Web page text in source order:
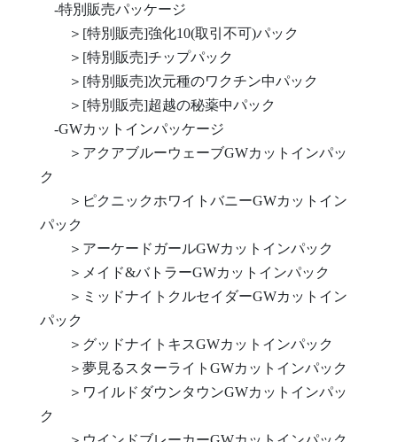
-特別販売パッケージ
＞[特別販売]強化10(取引不可)パック
＞[特別販売]チップパック
＞[特別販売]次元種のワクチン中パック
＞[特別販売]超越の秘薬中パック
-GWカットインパッケージ
＞アクアブルーウェーブGWカットインパッ
ク
＞ピクニックホワイトバニーGWカットイン
パック
＞アーケードガールGWカットインパック
＞メイド&バトラーGWカットインパック
＞ミッドナイトクルセイダーGWカットイン
パック
＞グッドナイトキスGWカットインパック
＞夢見るスターライトGWカットインパック
＞ワイルドダウンタウンGWカットインパッ
ク